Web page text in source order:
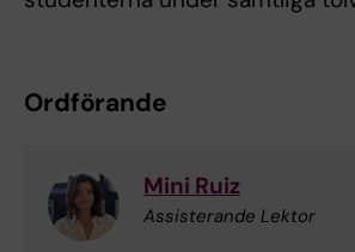
Ordförande
Mini Ruiz
Assisterande Lektor